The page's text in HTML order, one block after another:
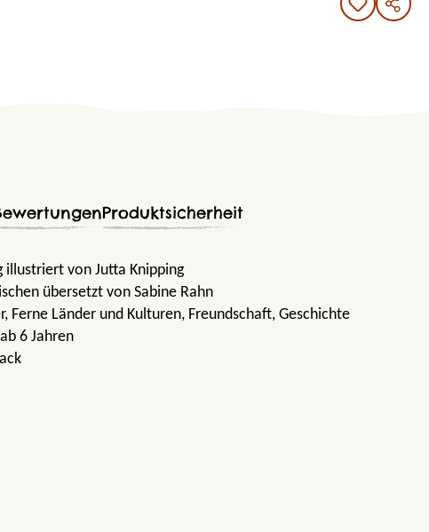
Produktsicherheit
illustriert von Jutta Knipping
übersetzt von Sabine Rahn
, Ferne Länder und Kulturen, Freundschaft, Geschichte
ab 6 Jahren